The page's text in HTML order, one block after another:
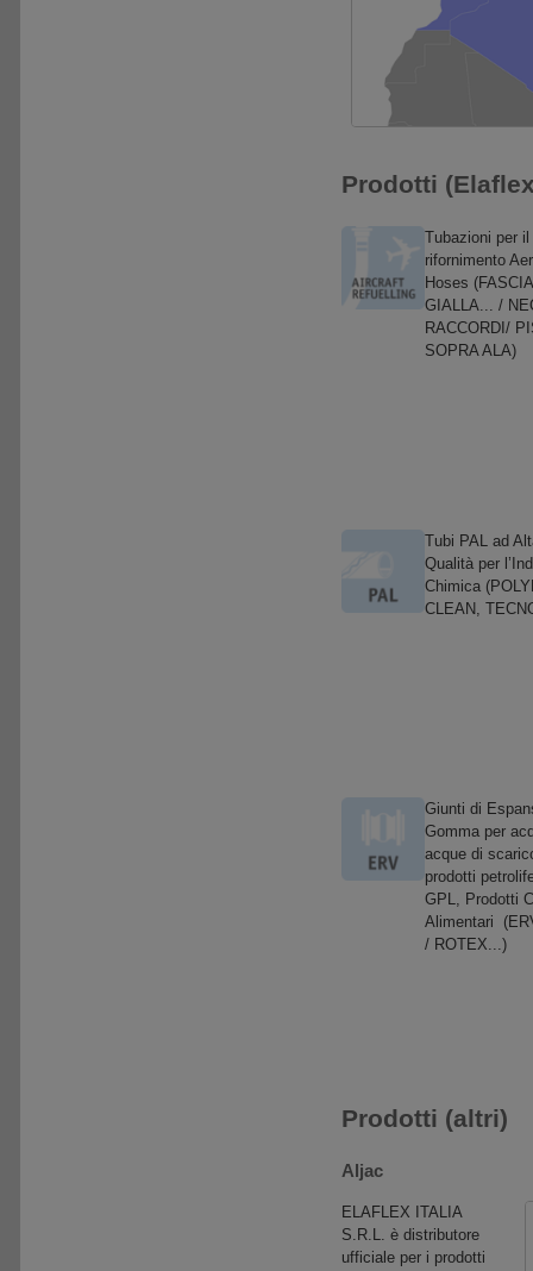
Prodotti
Tubazioni per il
rifornimento
Hoses (FASCIA
GIALLA... /
RACCORDI/
SOPRA ALA)
Tubi PAL ad
Qualità per
Chimica
CLEAN,
Giunti di
Gomma per
acque di
prodotti
GPL, Prodotti
Alimentari
/ ROTEX...)
Prodotti (altri)
Aljac
ELAFLEX ITALIA
S.R.L. è distributore
ufficiale per i prodotti